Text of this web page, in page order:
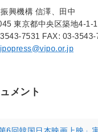
興機構 信澤、田中
東京都中央区築地4-1-
7531 FAX: 03-3543-
ュメント